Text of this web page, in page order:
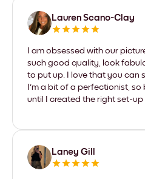
Lauren Scano-Clay
I am obsessed with our
such good quality, look
to put up. I love that you can
I'm a bit of a perfectionist,
until I created the right set-up
Laney Gill